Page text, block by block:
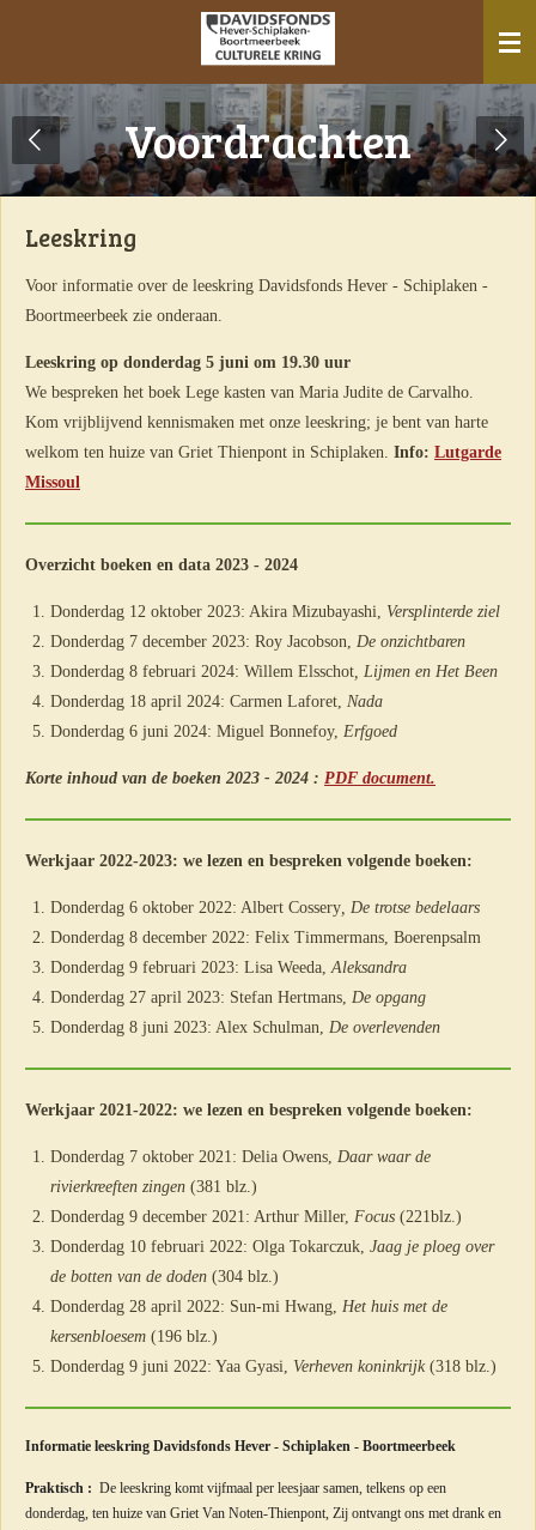
naar
de
hoofdinhoud Voordrachten
Leeskring
Voor informatie over de leeskring Davidsfonds Hever - Schiplaken -
Boortmeerbeek zie onderaan.
Leeskring op donderdag 5 juni om 19.30 uur
We bespreken het boek Lege kasten van Maria Judite de Carvalho.
Kom vrijblijvend kennismaken met onze leeskring; je bent van harte
welkom ten huize van Griet Thienpont in Schiplaken. Info: Lutgarde
Missoul
Overzicht boeken en data 2023 - 2024
Donderdag 12 oktober 2023: Akira Mizubayashi, Versplinterde ziel
Donderdag 7 december 2023: Roy Jacobson, De onzichtbaren
Donderdag 8 februari 2024: Willem Elsschot, Lijmen en Het Been
Donderdag 18 april 2024: Carmen Laforet, Nada
Donderdag 6 juni 2024: Miguel Bonnefoy, Erfgoed
Korte inhoud van de boeken 2023 - 2024 : PDF document.
Werkjaar 2022-2023: we lezen en bespreken volgende boeken:
Donderdag 6 oktober 2022: Albert Cossery, De trotse bedelaars
Donderdag 8 december 2022: Felix Timmermans, Boerenpsalm
Donderdag 9 februari 2023: Lisa Weeda,Aleksandra
Donderdag 27 april 2023: Stefan Hertmans, De opgang
Donderdag 8 juni 2023: Alex Schulman, De overlevenden
Werkjaar 2021-2022: we lezen en bespreken volgende boeken:
Donderdag 7 oktober 2021: Delia Owens, Daar waar de
rivierkreeften zingen (381 blz.)
Donderdag 9 december 2021: Arthur Miller, Focus (221blz.)
Donderdag 10 februari 2022: Olga Tokarczuk, Jaag je ploeg over
de botten van de doden (304 blz.)
Donderdag 28 april 2022: Sun-mi Hwang, Het huis met de
kersenbloesem (196 blz.)
Donderdag 9 juni 2022: Yaa Gyasi, Verheven koninkrijk(318 blz.)
Informatie leeskring Davidsfonds Hever - Schiplaken - Boortmeerbeek
Praktisch : De leeskring komt vijfmaal per leesjaar samen, telkens op een
donderdag, ten huize van Griet Van Noten-Thienpont, Zij ontvangt ons met drank en